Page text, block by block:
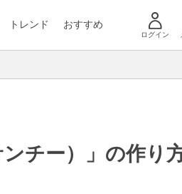
トレンド おすすめ
ログイン
チー）」の作り方